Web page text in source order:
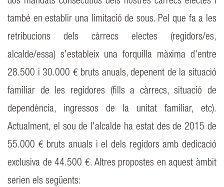
també en establir una limitació de sous. Pel que fa a les
retribucions dels càrrecs electes (regidors/es,
alcalde/essa) s'estableix una forquilla màxima d'entre
28.500 i 30.000 € bruts anuals, depenent de la situació
familiar de les regidores (fills a càrrecs, situació de
dependència, ingressos de la unitat familiar, etc).
Actualment, el sou de l'alcalde ha estat des de 2015 de
55.000 € bruts anuals i el dels regidors amb dedicació
exclusiva de 44.500 €. Altres propostes en aquest àmbit
serien els següents: